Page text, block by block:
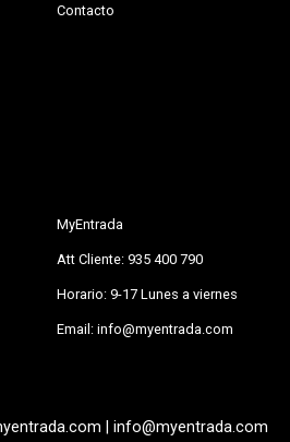
Contacto
MyEntrada
Att Cliente: 935 400 790
Horario: 9-17 Lunes a viernes
Email: info@myentrada.com
| info@myentrada.com